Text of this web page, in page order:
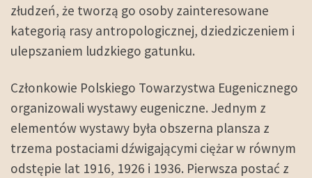
złudzeń, że tworzą go osoby zainteresowane
kategorią rasy antropologicznej, dziedziczeniem i
ulepszaniem ludzkiego gatunku.
Członkowie Polskiego Towarzystwa Eugenicznego
organizowali wystawy eugeniczne. Jednym z
elementów wystawy była obszerna plansza z
trzema postaciami dźwigającymi ciężar w równym
odstępie lat 1916, 1926 i 1936. Pierwsza postać z